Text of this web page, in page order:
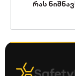
რას